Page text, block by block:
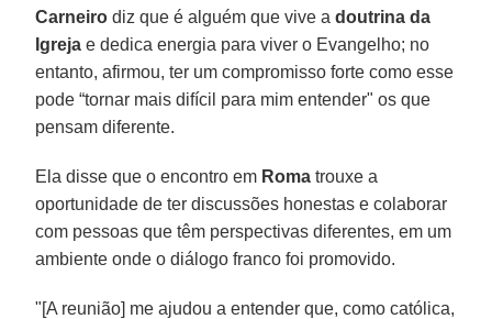
Carneiro diz que é alguém que vive adoutrina da
Igreja e dedica energia para viver o Evangelho; no
entanto, afirmou, ter um compromisso forte como esse
pode “tornar mais difícil para mim entender" os que
pensam diferente.
Ela disse que o encontro em Roma trouxe a
oportunidade de ter discussões honestas e colaborar
com pessoas que têm perspectivas diferentes, em um
ambiente onde o diálogo franco foi promovido.
"[A reunião] me ajudou a entender que, como católica,